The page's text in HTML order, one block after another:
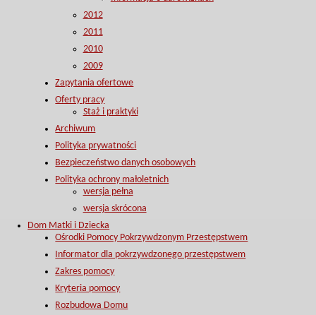
2012
2011
2010
2009
Zapytania ofertowe
Oferty pracy
Staż i praktyki
Archiwum
Polityka prywatności
Bezpieczeństwo danych osobowych
Polityka ochrony małoletnich
wersja pełna
wersja skrócona
Dom Matki i Dziecka
Ośrodki Pomocy Pokrzywdzonym Przestępstwem
Informator dla pokrzywdzonego przestępstwem
Zakres pomocy
Kryteria pomocy
Rozbudowa Domu